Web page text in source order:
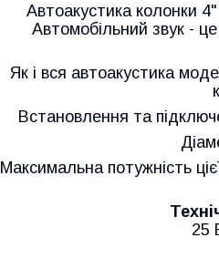
Автоакустика колонки
Автомобільний звук -
Як і вся автоакустика
Встановлення та
Максимальна потужність
25